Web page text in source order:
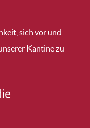
sich vor und
Kantine zu